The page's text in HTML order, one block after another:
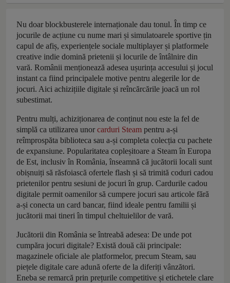
Nu doar blockbusterele internaționale dau tonul. În timp ce
jocurile de acțiune cu nume mari și simulatoarele sportive țin
capul de afiș, experiențele sociale multiplayer și platformele
creative indie domină prietenii și locurile de întâlnire din
vară. Românii menționează adesea ușurința accesului și jocul
instant ca fiind principalele motive pentru alegerile lor de
jocuri. Aici achizițiile digitale și reîncărcările joacă un rol
subestimat.
Pentru mulți, achiziționarea de conținut nou este la fel de
simplă ca utilizarea unor carduri Steam pentru a-și
reîmprospăta biblioteca sau a-și completa colecția cu pachete
de expansiune. Popularitatea copleșitoare a Steam în Europa
de Est, inclusiv în România, înseamnă că jucătorii locali sunt
obișnuiți să răsfoiască ofertele flash și să trimită coduri cadou
prietenilor pentru sesiuni de jocuri în grup. Cardurile cadou
digitale permit oamenilor să cumpere jocuri sau articole fără
a-și conecta un card bancar, fiind ideale pentru familii și
jucătorii mai tineri în timpul cheltuielilor de vară.
Jucătorii din România se întreabă adesea: De unde pot
cumpăra jocuri digitale? Există două căi principale:
magazinele oficiale ale platformelor, precum Steam, sau
piețele digitale care adună oferte de la diferiți vânzători.
Eneba se remarcă prin prețurile competitive și etichetele clare